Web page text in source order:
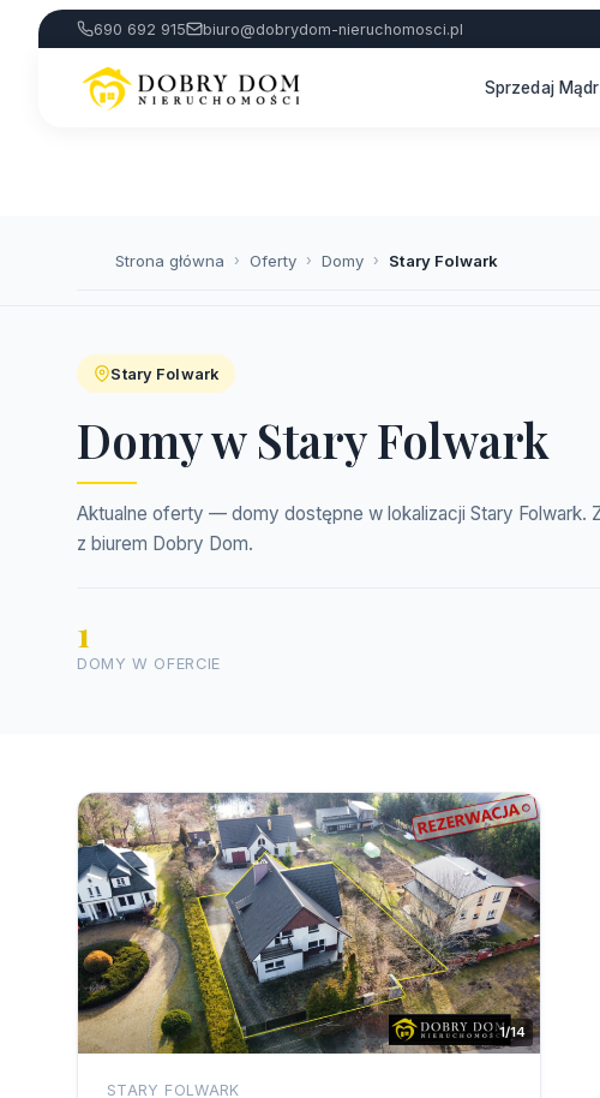
690 692 915 biuro@dobrydom-nieruchomosci.pl
Sprzedaj
Strona główna › Oferty › Domy › Stary Folwark
Stary Folwark
Domy w Stary Folwark
Aktualne oferty — domy dostępne w lokalizacji Stary Folwark.
z biurem Dobry Dom.
1
DOMY W OFERCIE
1/14
STARY FOLWARK